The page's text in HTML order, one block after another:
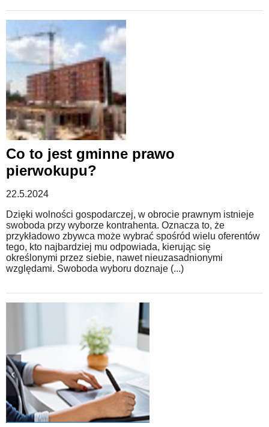
Co to jest gminne prawo
pierwokupu?
22.5.2024
Dzięki wolności gospodarczej, w obrocie prawnym istnieje
swoboda przy wyborze kontrahenta. Oznacza to, że
przykładowo zbywca może wybrać spośród wielu oferentów
tego, kto najbardziej mu odpowiada, kierując się
określonymi przez siebie, nawet nieuzasadnionymi
względami. Swoboda wyboru doznaje (...)